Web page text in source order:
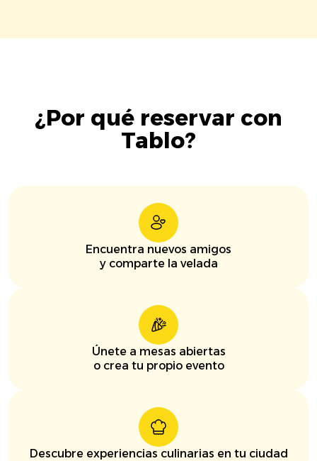
¿Por qué reservar con
Tablo?
Encuentra nuevos amigos
y comparte la velada
Únete a mesas abiertas
o crea tu propio evento
Descubre experiencias culinarias en tu ciudad